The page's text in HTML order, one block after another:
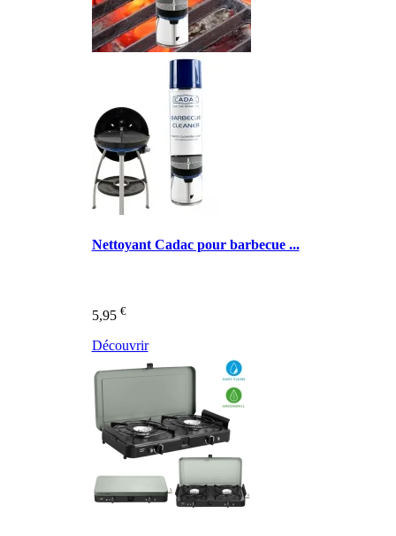
Nettoyant Cadac pour barbecue ...
5,95 €
Découvrir